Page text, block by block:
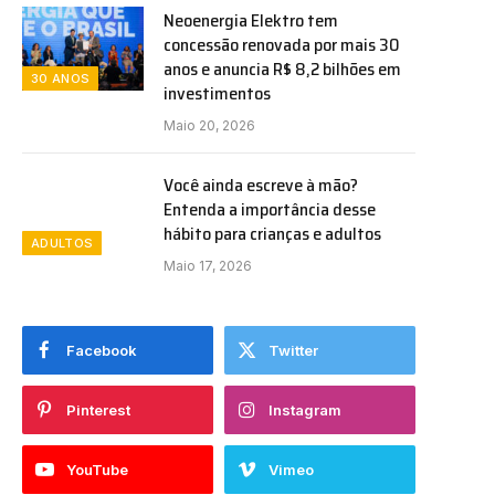
30 ANOS
Neoenergia Elektro tem
concessão renovada por mais 30
anos e anuncia R$ 8,2 bilhões em
investimentos
Maio 20, 2026
ADULTOS
Você ainda escreve à mão?
Entenda a importância desse
hábito para crianças e adultos
Maio 17, 2026
Facebook Twitter
Pinterest Instagram
YouTube Vimeo